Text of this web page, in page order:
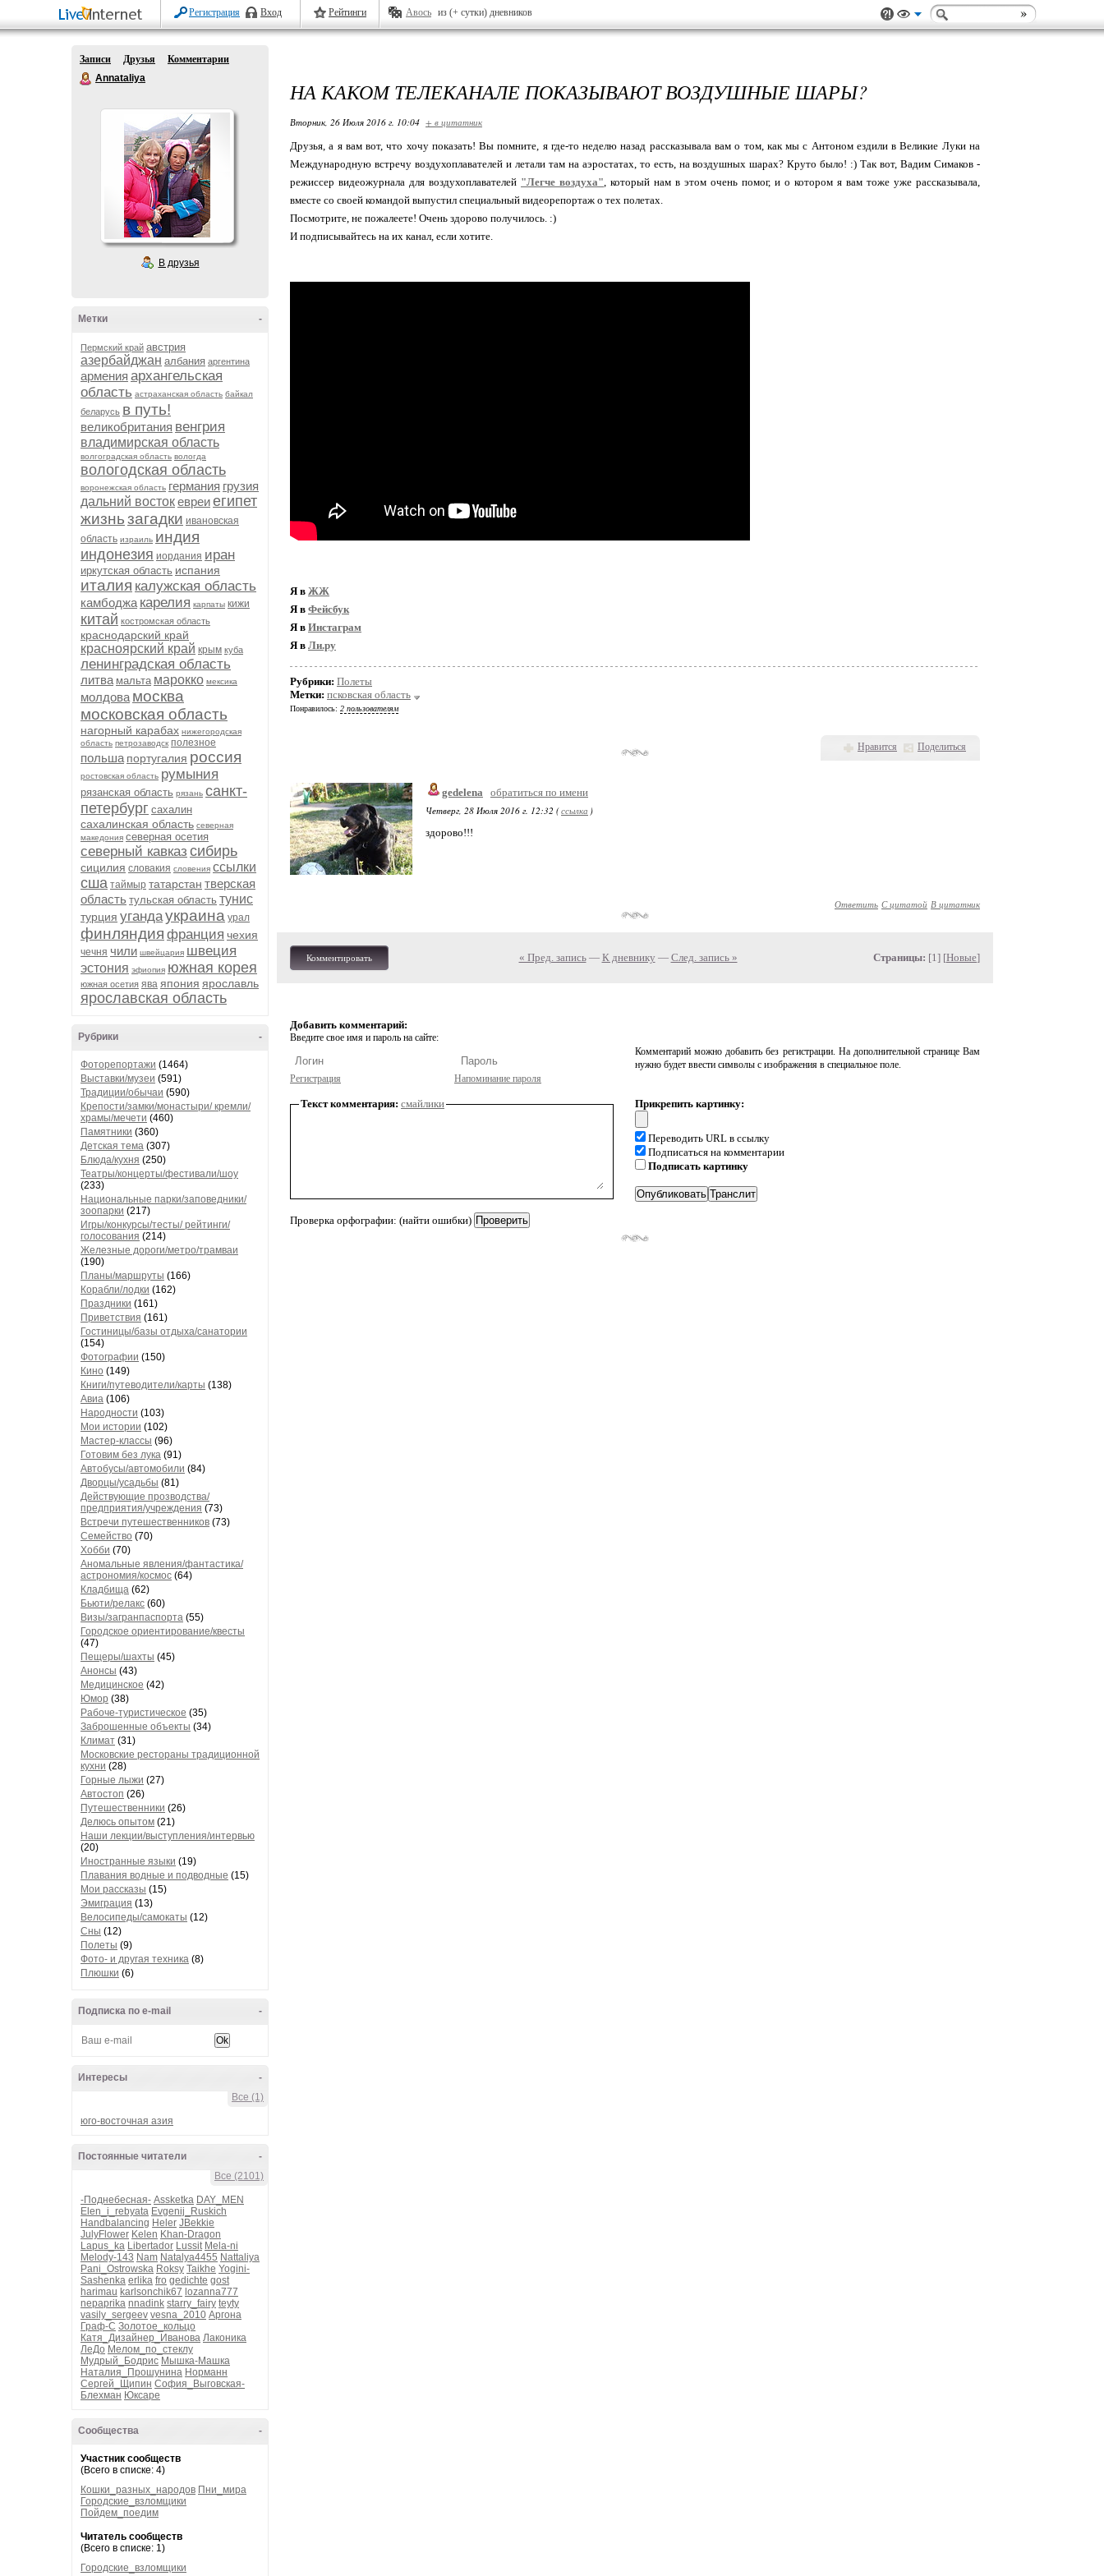
Регистрация Вход Рейтинги Авось из (+ сутки) дневников
Записи Друзья
Комментарии
Annataliya
В друзья
-
Метки
Пермский край австрия
азербайджан албания аргентина
армения архангельская
область астраханская область байкал
беларусь в путь!
великобритания венгрия
владимирская область
волгоградская область вологда
вологодская область
воронежская область германия грузия
дальний востокевреиегипет
жизньзагадки ивановская
область израиль индия
индонезия иордания иран
иркутская область испания
италия калужская область
камбоджа карелия карпаты кижи
китай костромская область
краснодарский край
красноярский край крым куба
ленинградская область
литва мальта марокко мексика
молдова москва
московская область
нагорный карабах нижегородская
область петрозаводск полезное
польша португалия россия
ростовская область румыния
рязанская область рязань санкт-
петербург сахалин
сахалинская область северная
македония северная осетия
северный кавказ сибирь
сицилия словакия словения ссылки
сша таймыр татарстан тверская
область тульская область тунис
турция угандаукраина урал
финляндия франция чехия
чечня чили швейцария швеция
эстония эфиопия южная корея
южная осетия ява япония ярославль
ярославская область
-
Рубрики
Фоторепортажи (1464)
Выставки/музеи (591)
Традиции/обычаи (590)
Крепости/замки/монастыри/ кремли/
храмы/мечети (460)
Памятники (360)
Детская тема (307)
Блюда/кухня (250)
Театры/концерты/фестивали/шоу
(233)
Национальные парки/заповедники/
зоопарки (217)
Игры/конкурсы/тесты/ рейтинги/
голосования (214)
Железные дороги/метро/трамваи
(190)
Планы/маршруты (166)
Корабли/лодки (162)
Праздники (161)
Приветствия (161)
Гостиницы/базы отдыха/санатории
(154)
Фотографии (150)
Кино (149)
Книги/путеводители/карты (138)
Авиа (106)
Народности (103)
Мои истории (102)
Мастер-классы (96)
Готовим без лука (91)
Автобусы/автомобили (84)
Дворцы/усадьбы (81)
Действующие прозводства/
предприятия/учреждения (73)
Встречи путешественников (73)
Семейство (70)
Хобби (70)
Аномальные явления/фантастика/
астрономия/космос (64)
Кладбища (62)
Бьюти/релакс (60)
Визы/загранпаспорта (55)
Городское ориентирование/квесты
(47)
Пещеры/шахты (45)
Анонсы (43)
Медицинское (42)
Юмор (38)
Рабоче-туристическое (35)
Заброшенные объекты (34)
Климат (31)
Московские рестораны традиционной
кухни (28)
Горные лыжи (27)
Автостоп (26)
Путешественники (26)
Делюсь опытом (21)
Наши лекции/выступления/интервью
(20)
Иностранные языки (19)
Плавания водные и подводные (15)
Мои рассказы (15)
Эмиграция (13)
Велосипеды/самокаты (12)
Сны (12)
Полеты (9)
Фото- и другая техника (8)
Плюшки (6)
-
Подписка по e-mail
-
Интересы
Все (1)
юго-восточная азия
-
Постоянные читатели
Все (2101)
-Поднебесная- Assketka DAY_MEN
Elen_i_rebyata Evgenij_Ruskich
Handbalancing Heler JBekkie
JulyFlower Kelen Khan-Dragon
Lapus_ka Libertador Lussit Mela-ni
Melody-143 Nam Natalya4455 Nattaliya
Pani_Ostrowska Roksy Taikhe Yogini-
Sashenka erlika fro gedichte gost
harimau karlsonchik67 lozanna777
nepaprika nnadink starry_fairy teyty
vasily_sergeev vesna_2010 Аргона
Граф-С Золотое_кольцо
Катя_Дизайнер_Иванова Лаконика
ЛеДо Мелом_по_стеклу
Мудрый_Бодрис Мышка-Машка
Наталия_Прошунина Норманн
Сергей_Щипин София_Выговская-
Блехман Юксаре
-
Сообщества
Участник сообществ
(Всего в списке: 4)
Кошки_разных_народов Пни_мира
Городские_взломщики
Пойдем_поедим
Читатель сообществ
(Всего в списке: 1)
Городские_взломщики
НА КАКОМ ТЕЛЕКАНАЛЕ ПОКАЗЫВАЮТ ВОЗДУШНЫЕ ШАРЫ?
Вторник, 26 Июля 2016 г. 10:04 + в цитатник
Друзья, а я вам вот, что хочу показать! Вы помните, я где-то неделю назад рассказывала вам о том, как мы с Антоном ездили в Великие Луки на
Международную встречу воздухоплавателей и летали там на аэростатах, то есть, на воздушных шарах? Круто было! :) Так вот, Вадим Симаков -
режиссер видеожурнала для воздухоплавателей "Легче воздуха", который нам в этом очень помог, и о котором я вам тоже уже рассказывала,
вместе со своей командой выпустил специальный видеорепортаж о тех полетах.
Посмотрите, не пожалеете! Очень здорово получилось. :)
И подписывайтесь на их канал, если хотите.
Я в ЖЖ
Я в Фейсбук
Я в Инстаграм
Я в Ли.ру
Рубрики: Полеты
Метки: псковская область
Понравилось: 2 пользователям
Нравится Поделиться
gedelena
обратиться по имени
Четверг, 28 Июля 2016 г. 12:32 (ссылка )
здорово!!!
Ответить С цитатой В цитатник
Комментировать « Пред. запись— К дневнику — След. запись » Страницы: [1] [Новые]
Добавить комментарий:
Введите свое имя и пароль на сайте:
Регистрация Напоминание пароля
Комментарий можно добавить без регистрации. На дополнительной странице Вам
нужно будет ввести символы с изображения в специальное поле.
Текст комментария: смайлики
Проверка орфографии: (найти ошибки)
Прикрепить картинку:
Переводить URL в ссылку
Подписаться на комментарии
Подписать картинку